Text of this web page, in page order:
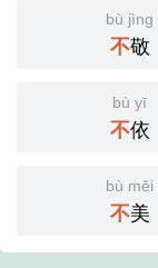
bù jìng
不敬
bù yī
不依
bù měi
不美